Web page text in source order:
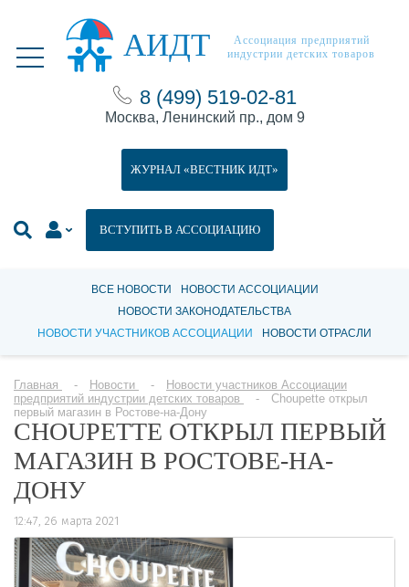
АИДТ
Ассоциация предприятий
индустрии детских товаров
8 (499) 519-02-81
Москва, Ленинский пр., дом 9
ВСТУПИТЬ В АССОЦИАЦИЮ
ЖУРНАЛ «ВЕСТНИК ИДТ»
ВСЕ НОВОСТИ
НОВОСТИ АССОЦИАЦИИ
НОВОСТИ ЗАКОНОДАТЕЛЬСТВА
НОВОСТИ УЧАСТНИКОВ АССОЦИАЦИИ
НОВОСТИ ОТРАСЛИ
Главная Новости
Новости участников Ассоциации
предприятий индустрии детских товаров
Choupette открыл
первый магазин в Ростове-на-Дону
CHOUPETTE ОТКРЫЛ ПЕРВЫЙ
МАГАЗИН В РОСТОВЕ-НА-
ДОНУ
12:47, 26 марта 2021